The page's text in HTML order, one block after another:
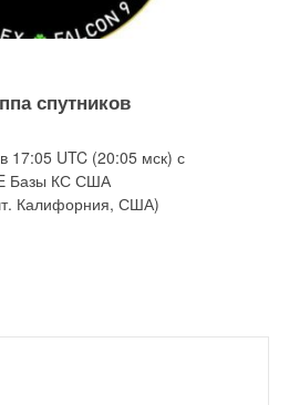
спутников
17:05 UTC (20:05 мск) с
Базы КС США
Калифорния, США)